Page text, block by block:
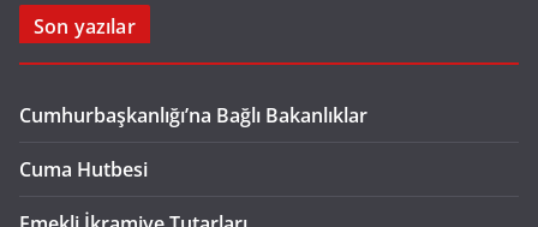
Son yazılar
Cumhurbaşkanlığı’na Bağlı Bakanlıklar
Cuma Hutbesi